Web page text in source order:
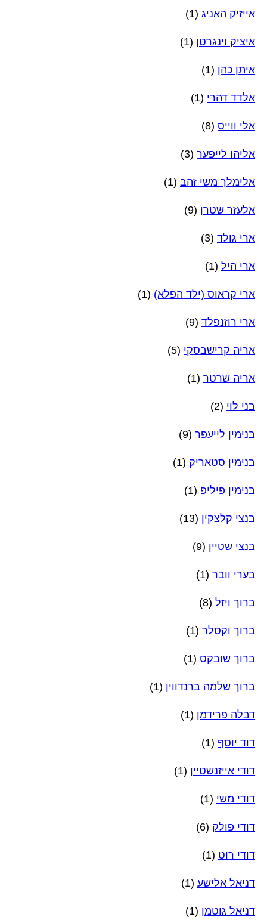
אייזיק האניג (1)
איציק וינגרטן (1)
איתן כהן (1)
אלדד דהרי (1)
אלי ווייס (8)
אליהו לייפער (3)
אלימלך משי זהב (1)
אלעזר שטרן (9)
ארי גולד (3)
ארי היל (1)
ארי קראוס (ילד הפלא) (1)
ארי רוזנפלד (9)
אריה קרישבסקי (5)
אריה שרטר (1)
בני לוי (2)
בנימין לייעפר (9)
בנימין סטאריק (1)
בנימין פיליפ (1)
בנצי קלצקין (13)
בנצי שטיין (9)
בערי וובר (1)
ברוך ויזל (8)
ברוך וקסלר (1)
ברוך שובקס (1)
ברוך שלמה ברנדווין (1)
דבלה פרידמן (1)
דוד יוסף (1)
דודי אייזנשטיין (1)
דודי משי (1)
דודי פולק (6)
דודי רוט (1)
דניאל אלישע (1)
דניאל גוטמן (1)